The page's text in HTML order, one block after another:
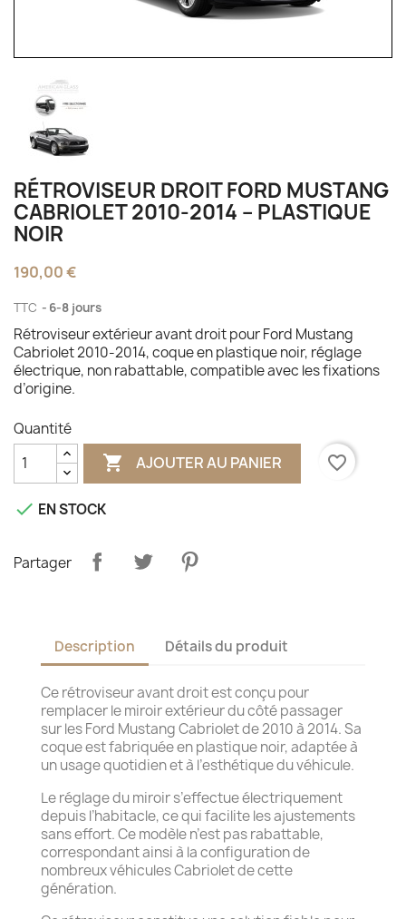
RÉTROVISEUR DROIT FORD MUSTANG
CABRIOLET 2010‑2014 – PLASTIQUE
NOIR
190,00 €
TTC 6-8 jours
Rétroviseur extérieur avant droit pour Ford Mustang
Cabriolet 2010‑2014, coque en plastique noir, réglage
électrique, non rabattable, compatible avec les fixations
d’origine.
Quantité
 AJOUTER AU PANIER favorite_border
 EN STOCK
Partager
Description Détails du produit
Ce rétroviseur avant droit est conçu pour
remplacer le miroir extérieur du côté passager
sur les Ford Mustang Cabriolet de 2010 à 2014. Sa
coque est fabriquée en plastique noir, adaptée à
un usage quotidien et à l’esthétique du véhicule.
Le réglage du miroir s’effectue électriquement
depuis l’habitacle, ce qui facilite les ajustements
sans effort. Ce modèle n’est pas rabattable,
correspondant ainsi à la configuration de
nombreux véhicules Cabriolet de cette
génération.